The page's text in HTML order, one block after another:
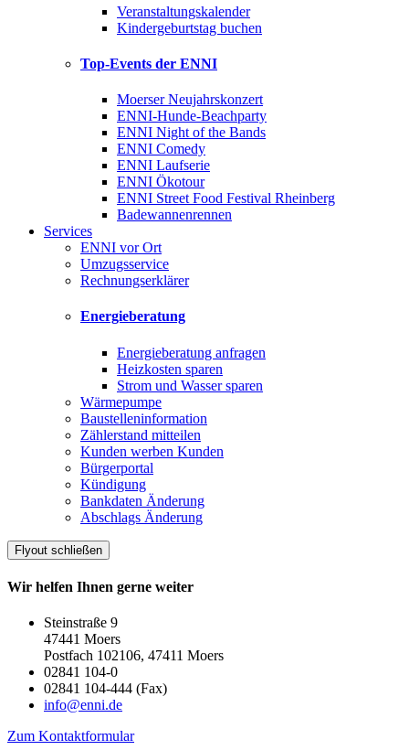
Veranstaltungskalender
Kindergeburtstag buchen
Top-Events der ENNI
Moerser Neujahrskonzert
ENNI-Hunde-Beachparty
ENNI Night of the Bands
ENNI Comedy
ENNI Laufserie
ENNI Ökotour
ENNI Street Food Festival Rheinberg
Badewannenrennen
Services
ENNI vor Ort
Umzugsservice
Rechnungserklärer
Energieberatung
Energieberatung anfragen
Heizkosten sparen
Strom und Wasser sparen
Wärmepumpe
Baustelleninformation
Zählerstand mitteilen
Kunden werben Kunden
Bürgerportal
Kündigung
Bankdaten Änderung
Abschlags Änderung
Flyout schließen
Wir helfen Ihnen gerne weiter
Steinstraße 9
47441 Moers
Postfach 102106, 47411 Moers
02841 104-0
02841 104-444 (Fax)
info@enni.de
Zum Kontaktformular